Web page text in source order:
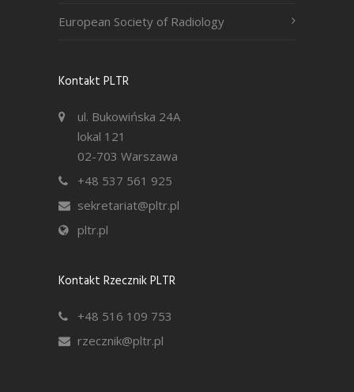
European Society of Radiology
Kontakt PLTR
ul. Bukowińska 24A
lokal 121
02-703 Warszawa
+48 537 561 925
sekretariat@pltr.pl
pltr.pl
Kontakt Rzecznik PLTR
+48 516 109 753
rzecznik@pltr.pl